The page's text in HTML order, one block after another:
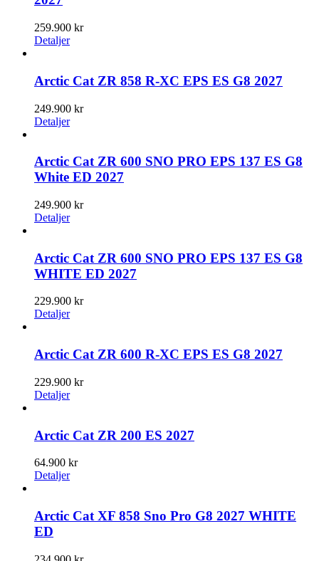
259.900 kr
Detaljer
Arctic Cat ZR 858 R-XC EPS ES G8 2027
249.900 kr
Detaljer
Arctic Cat ZR 600 SNO PRO EPS 137 ES G8
White ED 2027
249.900 kr
Detaljer
Arctic Cat ZR 600 SNO PRO EPS 137 ES G8
WHITE ED 2027
229.900 kr
Detaljer
Arctic Cat ZR 600 R-XC EPS ES G8 2027
229.900 kr
Detaljer
Arctic Cat ZR 200 ES 2027
64.900 kr
Detaljer
Arctic Cat XF 858 Sno Pro G8 2027 WHITE
ED